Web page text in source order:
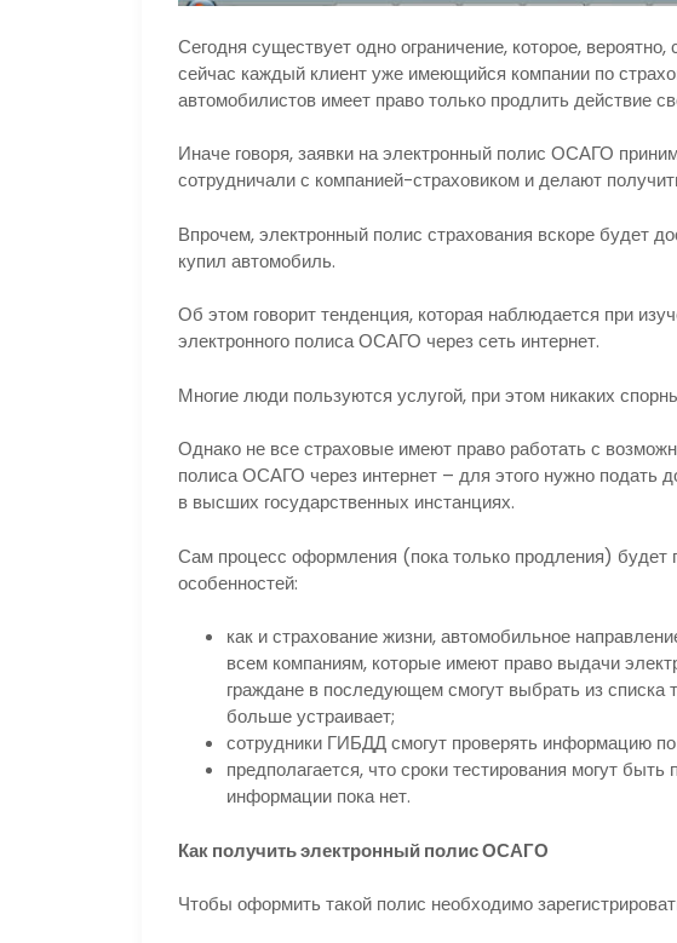
Сегодня существует одно ограничение, которое, вероятно,
сейчас каждый клиент уже имеющийся компании по
автомобилистов имеет право только продлить действие
Иначе говоря, заявки на электронный полис ОСАГО
сотрудничали с компанией-страховиком и делают
Впрочем, электронный полис страхования вскоре будет
купил автомобиль.
Об этом говорит тенденция, которая наблюдается при
электронного полиса ОСАГО через сеть интернет.
Многие люди пользуются услугой, при этом никаких
Однако не все страховые имеют право работать с
полиса ОСАГО через интернет – для этого нужно подать
в высших государственных инстанциях.
Сам процесс оформления (пока только продления) будет
особенностей:
как и страхование жизни, автомобильное
всем компаниям, которые имеют право выдачи
граждане в последующем смогут выбрать из списка
больше устраивает;
сотрудники ГИБДД смогут проверять информацию
предполагается, что сроки тестирования могут
информации пока нет.
Как получить электронный полис ОСАГО
Чтобы оформить такой полис необходимо